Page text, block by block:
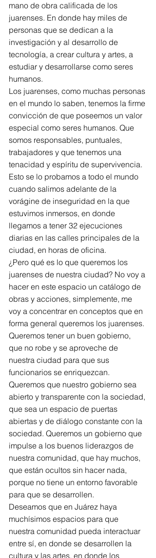
mano de obra calificada de los
juarenses. En donde hay miles de
personas que se dedican a la
investigación y al desarrollo de
tecnología, a crear cultura y artes, a
estudiar y desarrollarse como seres
humanos.
Los juarenses, como muchas personas
en el mundo lo saben, tenemos la firme
convicción de que poseemos un valor
especial como seres humanos. Que
somos responsables, puntuales,
trabajadores y que tenemos una
tenacidad y espíritu de supervivencia.
Esto se lo probamos a todo el mundo
cuando salimos adelante de la
vorágine de inseguridad en la que
estuvimos inmersos, en donde
llegamos a tener 32 ejecuciones
diarias en las calles principales de la
ciudad, en horas de oficina.
¿Pero qué es lo que queremos los
juarenses de nuestra ciudad? No voy a
hacer en este espacio un catálogo de
obras y acciones, simplemente, me
voy a concentrar en conceptos que en
forma general queremos los juarenses.
Queremos tener un buen gobierno,
que no robe y se aproveche de
nuestra ciudad para que sus
funcionarios se enriquezcan.
Queremos que nuestro gobierno sea
abierto y transparente con la sociedad,
que sea un espacio de puertas
abiertas y de diálogo constante con la
sociedad. Queremos un gobierno que
impulse a los buenos liderazgos de
nuestra comunidad, que hay muchos,
que están ocultos sin hacer nada,
porque no tiene un entorno favorable
para que se desarrollen.
Deseamos que en Juárez haya
muchísimos espacios para que
nuestra comunidad pueda interactuar
entre sí, en donde se desarrollen la
cultura y las artes, en donde los